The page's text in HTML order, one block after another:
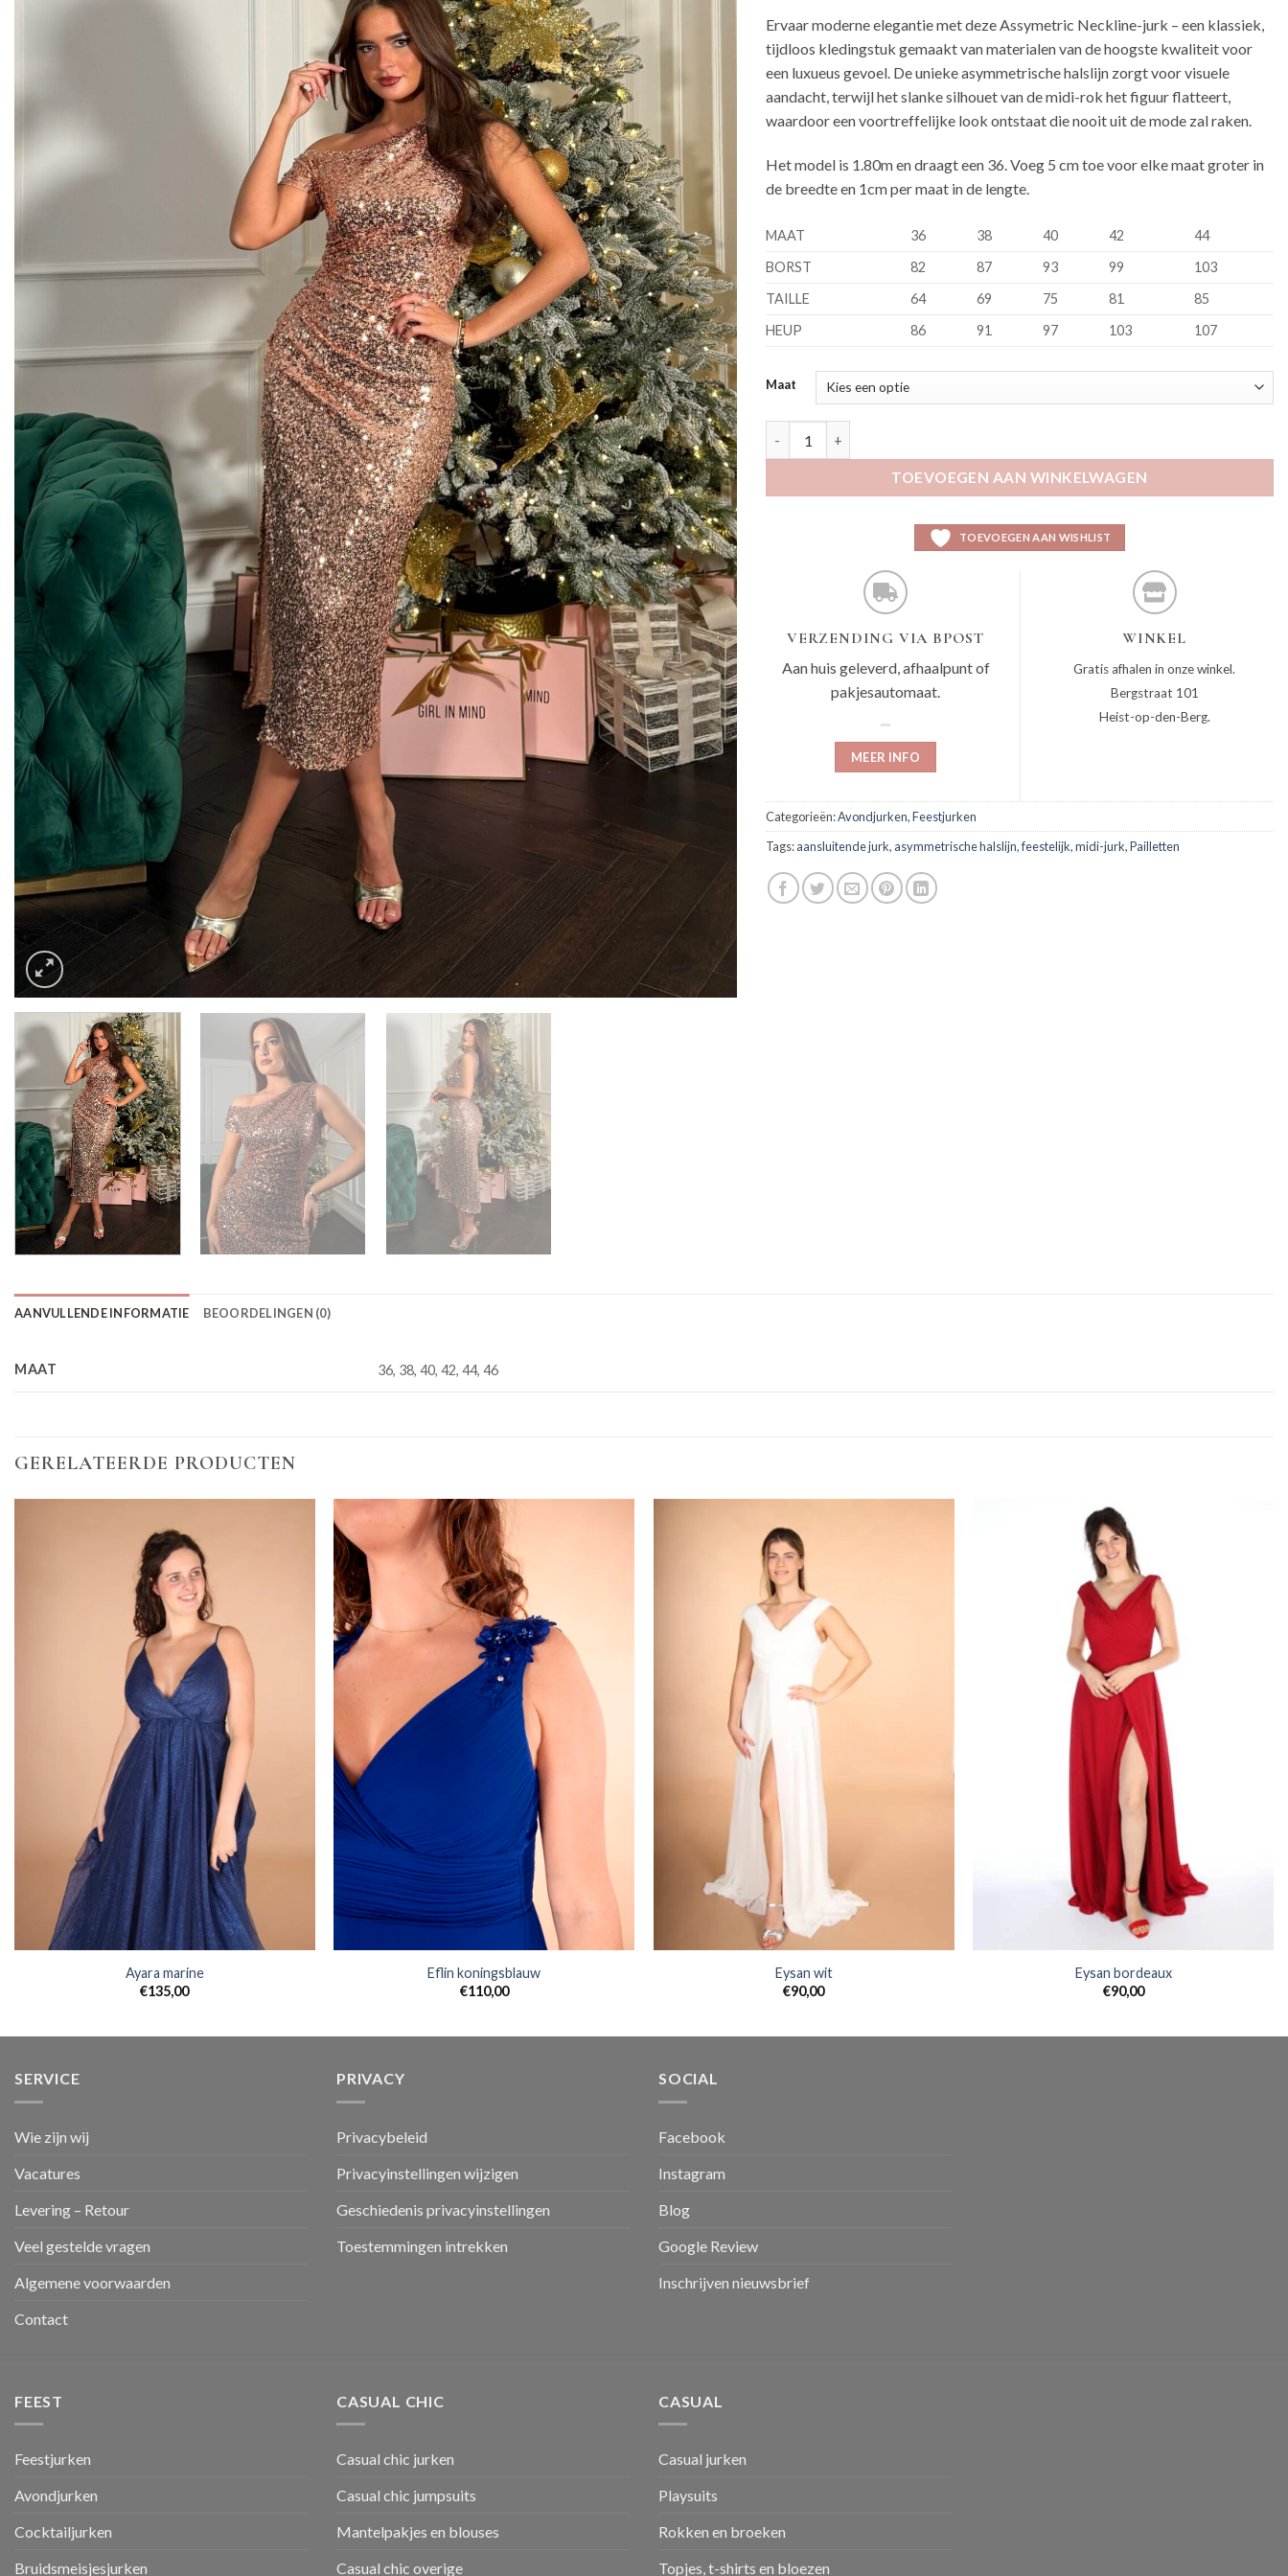
Ervaar moderne elegantie met deze Assymetric Neckline-jurk – een klassiek,
tijdloos kledingstuk gemaakt van materialen van de hoogste kwaliteit voor
een luxueus gevoel. De unieke asymmetrische halslijn zorgt voor visuele
aandacht, terwijl het slanke silhouet van de midi-rok het figuur flatteert,
waardoor een voortreffelijke look ontstaat die nooit uit de mode zal raken.
Het model is 1.80m en draagt een 36. Voeg 5 cm toe voor elke maat groter in
de breedte en 1cm per maat in de lengte.
MAAT 36 38 40 42
44
BORST
82 87 93 99
103
TAILLE
64 69 75 81
85
HEUP
86 91 97 103 107
Maat
TOEVOEGEN AAN WINKELWAGEN
TOEVOEGEN AAN WISHLIST
VERZENDING VIA BPOST
Aan huis geleverd, afhaalpunt of
pakjesautomaat.
MEER INFO
WINKEL
Gratis afhalen in onze winkel.
Bergstraat 101
Heist-op-den-Berg.
Categorieën:Avondjurken,Feestjurken
Tags:aansluitende jurk, asymmetrische halslijn,feestelijk,midi-jurk,Pailletten
AANVULLENDE INFORMATIE BEOORDELINGEN (0)
MAAT 36, 38, 40, 42, 44, 46
GERELATEERDE PRODUCTEN
Ayara marine
€135,00
Eflin koningsblauw
€110,00
Eysan wit
€90,00
Eysan bordeaux
€90,00
SERVICE
Wie zijn wij
Vacatures
Levering – Retour
Veel gestelde vragen
Algemene voorwaarden
Contact
PRIVACY
Privacybeleid
Privacyinstellingen wijzigen
Geschiedenis privacyinstellingen
Toestemmingen intrekken
SOCIAL
Facebook
Instagram
Blog
Google Review
Inschrijven nieuwsbrief
FEEST
Feestjurken
Avondjurken
Cocktailjurken
Bruidsmeisjesjurken
CASUAL CHIC
Casual chic jurken
Casual chic jumpsuits
Mantelpakjes en blouses
Casual chic overige
CASUAL
Casual jurken
Playsuits
Rokken en broeken
Topjes, t-shirts en bloezen